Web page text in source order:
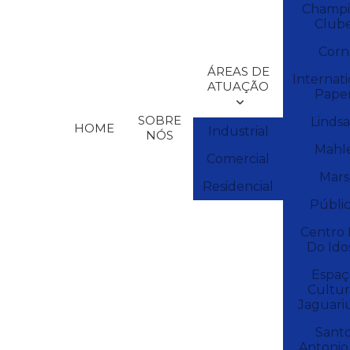
HOME
SOBRE
NÓS
ÁREAS DE
ATUAÇÃO
Industrial
Comercial
Residencial
Corn
Mars
Centro
Do
Antonio